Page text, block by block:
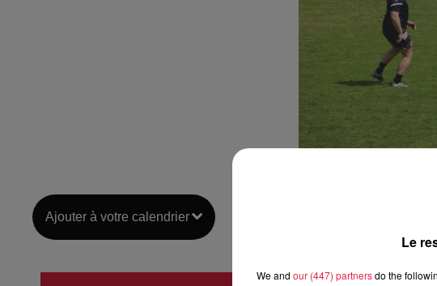
Ajouter à votre calendrier
du24 septembre
Le
We and our (447) partnersdo the